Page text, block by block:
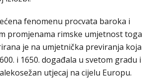
fenomenu procvata baroka i
promjenama rimske umjetnost toga
je na umjetnička previranja koja
i 1650. događala u svetom gradu i
utjecaj na cijelu Europu.